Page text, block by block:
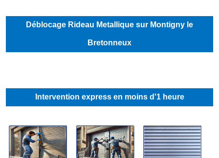
Déblocage Rideau Metallique sur Montigny le
Bretonneux
Intervention express en moins d'1 heure